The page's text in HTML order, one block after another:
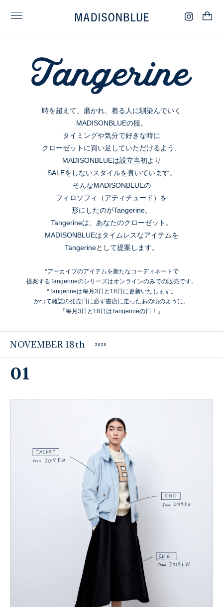
時を超えて、磨かれ、着る人に馴染んでいく
MADISONBLUEの服。
タイミングや気分で好きな時に
クローゼットに買い足していただけるよう、
MADISONBLUEは設立当初より
SALEをしないスタイルを貫いています。
そんなMADISONBLUEの
フィロソフィ（アティチュード）を
形にしたのがTangerine。
Tangerineは、あなたのクローゼット。
MADISONBLUEはタイムレスなアイテムを
Tangerineとして提案します。
*アーカイブのアイテムを新たなコーディネートで
提案するTangerineのシリーズはオンラインのみでの販売です。
*Tangerineは毎月3日と18日に更新いたします。
かつて雑誌の発売日に必ず書店に走ったあの頃のように。
「毎月3日と18日はTangerineの日！」
NOVEMBER 18th 2020
01